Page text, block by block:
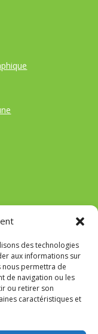
des technologies
aux informations sur
nous permettra de
de navigation ou les
ou retirer son
caractéristiques et